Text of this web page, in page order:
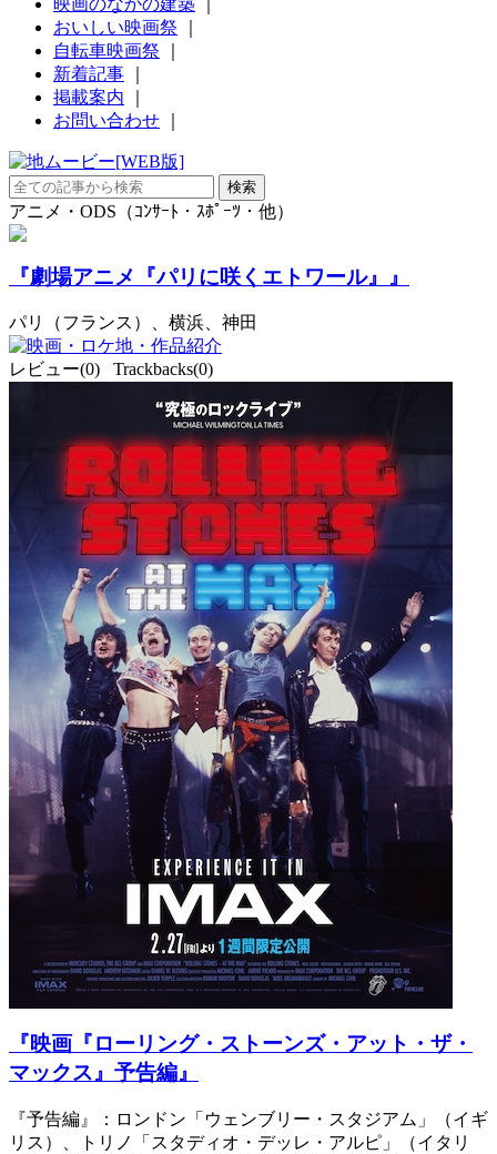
映画のなかの建築
おいしい映画祭
自転車映画祭
新着記事
掲載案内
お問い合わせ
アニメ・ODS（ｺﾝｻｰﾄ・ｽﾎﾟｰﾂ・他）
『劇場アニメ『パリに咲くエトワール』』
パリ（フランス）、横浜、神田
レビュー(0) Trackbacks(0)
『映画『ローリング・ストーンズ・アット・ザ・
マックス』予告編』
『予告編』：ロンドン「ウェンブリー・スタジアム」（イギ
リス）、トリノ「スタディオ・デッレ・アルピ」（イタリ